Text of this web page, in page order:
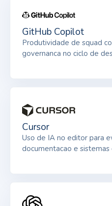
GitHub Copilot
Produtividade de squad
governanca no ciclo de
Cursor
Uso de IA no editor para
documentacao e